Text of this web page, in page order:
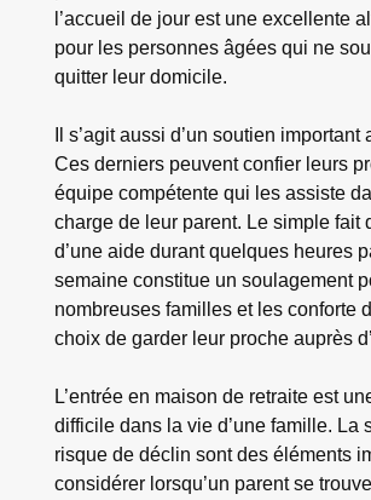
l’accueil de jour est une excellente
pour les personnes âgées qui ne
quitter leur domicile.
Il s’agit aussi d’un soutien important
Ces derniers peuvent confier leurs
équipe compétente qui les assiste
charge de leur parent. Le simple fait
d’une aide durant quelques heures
semaine constitue un soulagement
nombreuses familles et les conforte
choix de garder leur proche auprès
L’entrée en maison de retraite est
difficile dans la vie d’une famille. La
risque de déclin sont des éléments
considérer lorsqu’un parent se